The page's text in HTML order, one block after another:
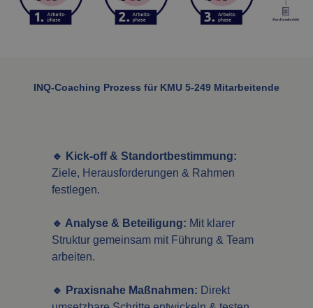
INQ-Coaching Prozess für KMU 5-249 Mitarbeitende
🔹 Kick-off & Standortbestimmung:
Ziele, Herausforderungen & Rahmen
festlegen.
🔹 Analyse & Beteiligung: Mit klarer
Struktur gemeinsam mit Führung & Team
arbeiten.
🔹 Praxisnahe Maßnahmen: Direkt